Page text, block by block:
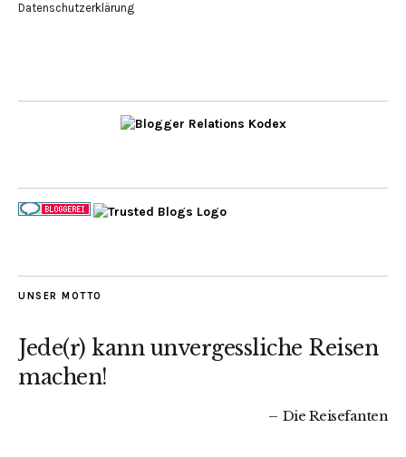
Datenschutzerklärung
UNSER MOTTO
Jede(r) kann unvergessliche Reisen
machen!
Die Reisefanten